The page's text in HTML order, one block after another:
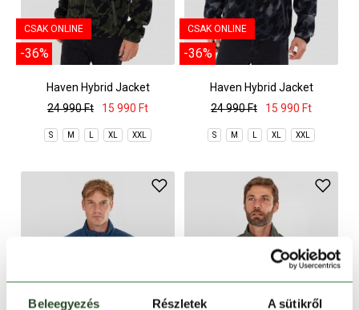
Beleegyezés Részletek A sütikről
CSAK ONLINE
-36%
Haven Hybrid Jacket
24 990 Ft
15 990 Ft
S M L XL XXL
CSAK ONLINE
-36%
Haven Hybrid Jacket
24 990 Ft
15 990 Ft
S M L XL XXL